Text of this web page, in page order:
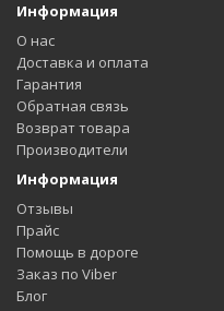
Информация
О нас
Доставка и оплата
Гарантия
Обратная связь
Возврат товара
Производители
Информация
Отзывы
Прайс
Помощь в дороге
Заказ по Viber
Блог